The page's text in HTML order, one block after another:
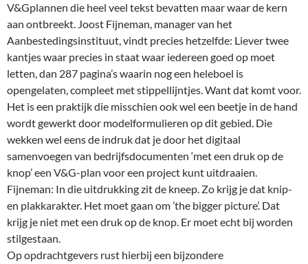
V&Gplannen die heel veel tekst bevatten maar waar de kern
aan ontbreekt. Joost Fijneman, manager van het
Aanbestedingsinstituut, vindt precies hetzelfde: Liever twee
kantjes waar precies in staat waar iedereen goed op moet
letten, dan 287 pagina’s waarin nog een heleboel is
opengelaten, compleet met stippellijntjes. Want dat komt voor.
Het is een praktijk die misschien ook wel een beetje in de hand
wordt gewerkt door modelformulieren op dit gebied. Die
wekken wel eens de indruk dat je door het digitaal
samenvoegen van bedrijfsdocumenten ‘met een druk op de
knop’ een V&G-plan voor een project kunt uitdraaien.
Fijneman: In die uitdrukking zit de kneep. Zo krijg je dat knip-
en plakkarakter. Het moet gaan om ’the bigger picture’. Dat
krijg je niet met een druk op de knop. Er moet echt bij worden
stilgestaan.
Op opdrachtgevers rust hierbij een bijzondere